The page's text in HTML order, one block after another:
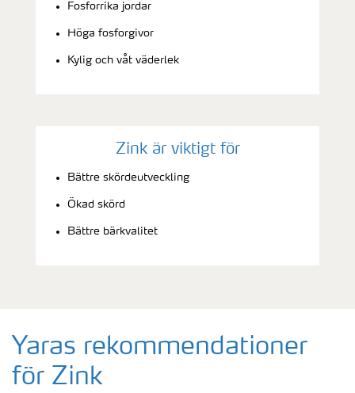
Fosforrika jordar
Höga fosforgivor
Kylig och våt väderlek
Zink är viktigt för
Bättre skördeutveckling
Ökad skörd
Bättre bärkvalitet
Yaras rekommendationer
för Zink